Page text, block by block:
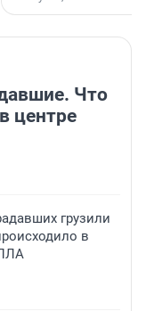
застройщик
области».
Что
центре
грузили
в